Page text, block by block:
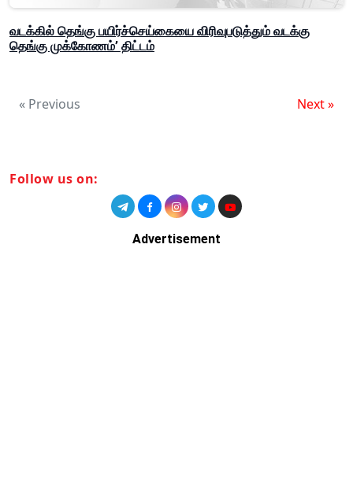
வடக்கில் தெங்கு பயிர்ச்செய்கையை விரிவுபடுத்தும் வடக்கு
தெங்கு முக்கோணம்’ திட்டம்
« Previous Next »
Follow us on:
Advertisement